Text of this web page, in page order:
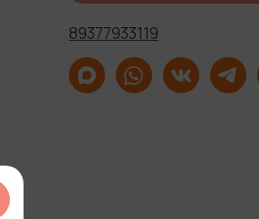
89377933119